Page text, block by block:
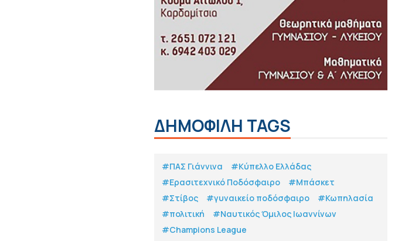
ΔΗΜΟΦΙΛΗ TAGS
#ΠΑΣ Γιάννινα
#Κύπελλο Ελλάδας
#Eρασιτεχνικό Ποδόσφαιρο
#Μπάσκετ
#Στίβος
#γυναικείο ποδόσφαιρο
#Κωπηλασία
#πολιτική
#Ναυτικός Όμιλος Ιωαννίνων
#Champions League